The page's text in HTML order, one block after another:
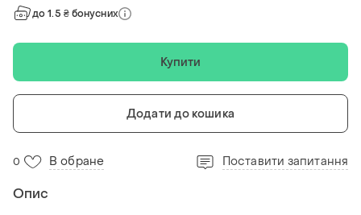
до 1.5 ₴ бонусних
Купити
Додати до кошика
0 В обране Поставити запитання
Опис